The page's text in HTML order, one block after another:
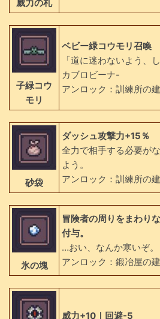
威力の札
子緑コウ
モリ
ベビー緑コウモリ召喚
「道に迷わないよう、
カブロビーナ-
アンロック：訓練所の
砂袋
ダッシュ攻撃力+15％
全力で相手する必要が
よう。
アンロック：訓練所の
氷の塊
冒険者の周りをまわり
付与。
…おい、なんか寒いぞ。
アンロック：鍛冶屋の
威力+10｜回避-5